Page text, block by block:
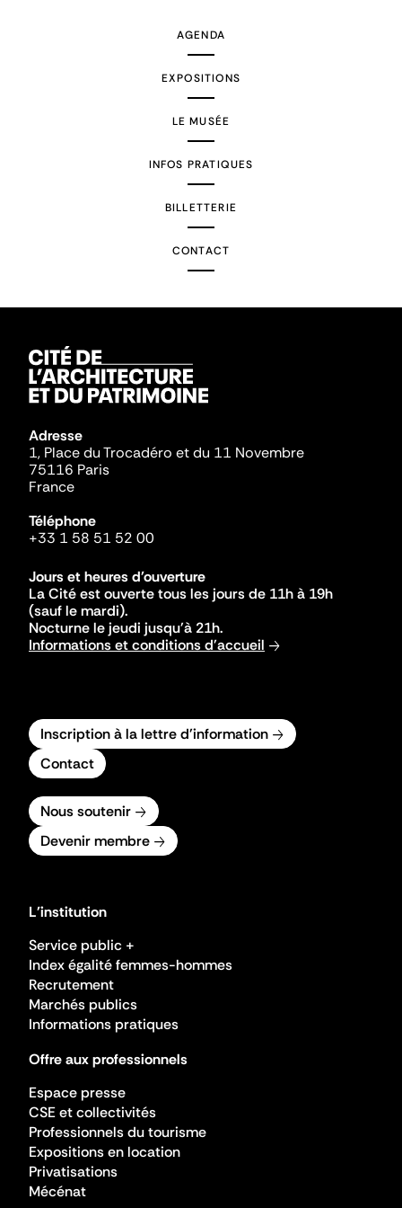
AGENDA
EXPOSITIONS
LE MUSÉE
INFOS PRATIQUES
BILLETTERIE
CONTACT
Adresse
1, Place du Trocadéro et du 11 Novembre
75116 Paris
France
Téléphone
+33 1 58 51 52 00
Jours et heures d'ouverture
La Cité est ouverte tous les jours de 11h à 19h
(sauf le mardi).
Nocturne le jeudi jusqu'à 21h.
Informations et conditions d'accueil
Inscription à la lettre d'information
Contact
Nous soutenir
Devenir membre
L'institution
Service public +
Index égalité femmes-hommes
Recrutement
Marchés publics
Informations pratiques
Offre aux professionnels
Espace presse
CSE et collectivités
Professionnels du tourisme
Expositions en location
Privatisations
Mécénat